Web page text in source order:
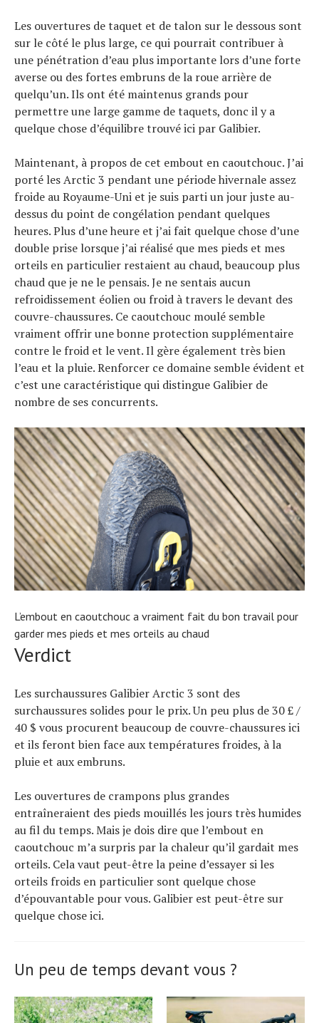
Les ouvertures de taquet et de talon sur le dessous sont
sur le côté le plus large, ce qui pourrait contribuer à
une pénétration d’eau plus importante lors d’une forte
averse ou des fortes embruns de la roue arrière de
quelqu’un. Ils ont été maintenus grands pour
permettre une large gamme de taquets, donc il y a
quelque chose d’équilibre trouvé ici par Galibier.
Maintenant, à propos de cet embout en caoutchouc. J’ai
porté les Arctic 3 pendant une période hivernale assez
froide au Royaume-Uni et je suis parti un jour juste au-
dessus du point de congélation pendant quelques
heures. Plus d’une heure et j’ai fait quelque chose d’une
double prise lorsque j’ai réalisé que mes pieds et mes
orteils en particulier restaient au chaud, beaucoup plus
chaud que je ne le pensais. Je ne sentais aucun
refroidissement éolien ou froid à travers le devant des
couvre-chaussures. Ce caoutchouc moulé semble
vraiment offrir une bonne protection supplémentaire
contre le froid et le vent. Il gère également très bien
l’eau et la pluie. Renforcer ce domaine semble évident et
c’est une caractéristique qui distingue Galibier de
nombre de ses concurrents.
L’embout en caoutchouc a vraiment fait du bon travail pour
garder mes pieds et mes orteils au chaud
Verdict
Les surchaussures Galibier Arctic 3 sont des
surchaussures solides pour le prix. Un peu plus de 30 £ /
40 $ vous procurent beaucoup de couvre-chaussures ici
et ils feront bien face aux températures froides, à la
pluie et aux embruns.
Les ouvertures de crampons plus grandes
entraîneraient des pieds mouillés les jours très humides
au fil du temps. Mais je dois dire que l’embout en
caoutchouc m’a surpris par la chaleur qu’il gardait mes
orteils. Cela vaut peut-être la peine d’essayer si les
orteils froids en particulier sont quelque chose
d’épouvantable pour vous. Galibier est peut-être sur
quelque chose ici.
Un peu de temps devant vous ?